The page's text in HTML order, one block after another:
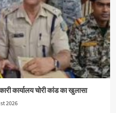
कार्यालय चोरी कांड का खुलासा
2026